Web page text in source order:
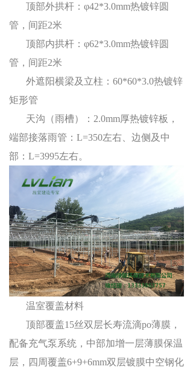
顶部外拱杆： φ42*3.0mm热镀锌圆
管，间距2米
顶部内拱杆： φ62*3.0mm热镀锌圆
管，间距2米
外遮阳横梁及立柱： 60*60*3.0热镀锌
矩形管
天沟（雨槽）：2.0mm厚热镀锌板，
端部接落雨管： L=350左右、边侧及中
部： L=3995左右。
温室覆盖材料
顶部覆盖15丝双层长寿流滴po薄膜，
配备充气泵系统，中部加增一层薄膜保温
层，四周覆盖6+9+6mm双层镀膜中空钢化